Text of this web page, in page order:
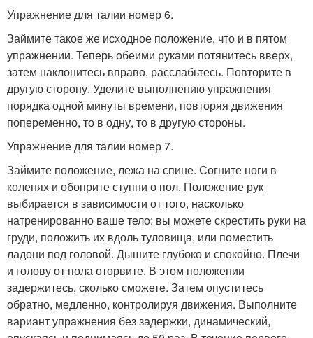
Упражнение для талии номер 6.
Займите такое же исходное положение, что и в пятом
упражнении. Теперь обеими руками потянитесь вверх,
затем наклонитесь вправо, расслабьтесь. Повторите в
другую сторону. Уделите выполнению упражнения
порядка одной минуты времени, повторяя движения
попеременно, то в одну, то в другую стороны.
Упражнение для талии номер 7.
Займите положение, лежа на спине. Согните ноги в
коленях и обоприте ступни о пол. Положение рук
выбирается в зависимости от того, насколько
натренированно ваше тело: вы можете скрестить руки на
груди, положить их вдоль туловища, или поместить
ладони под головой. Дышите глубоко и спокойно. Плечи
и голову от пола оторвите. В этом положении
задержитесь, сколько сможете. Затем опуститесь
обратно, медленно, контролируя движения. Выполните
вариант упражнения без задержки, динамический,